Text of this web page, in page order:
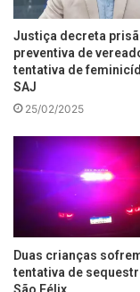
Justiça decreta
preventiva de
tentativa de
SAJ
25/02/2025
Duas crianças
tentativa de